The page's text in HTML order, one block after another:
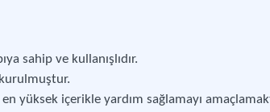
sahip ve kullanışlıdır.
yüksek içerikle yardım sağlamayı